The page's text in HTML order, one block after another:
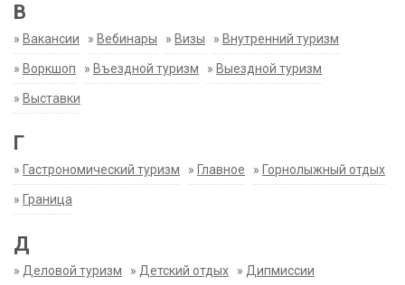
В
» Вакансии » Вебинары » Визы » Внутренний туризм
» Воркшоп » Въездной туризм » Выездной туризм
» Выставки
Г
» Гастрономический туризм » Главное » Горнолыжный отдых
» Граница
Д
» Деловой туризм » Детский отдых » Дипмиссии